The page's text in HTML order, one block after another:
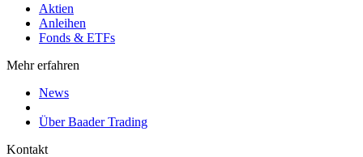
Aktien
Anleihen
Fonds & ETFs
Mehr erfahren
News
Über Baader Trading
Kontakt